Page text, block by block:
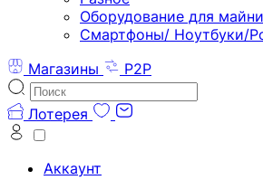
Оборудование для
Смартфоны/ Ноутбуки/
Магазины
P2P
Лотерея
Аккаунт